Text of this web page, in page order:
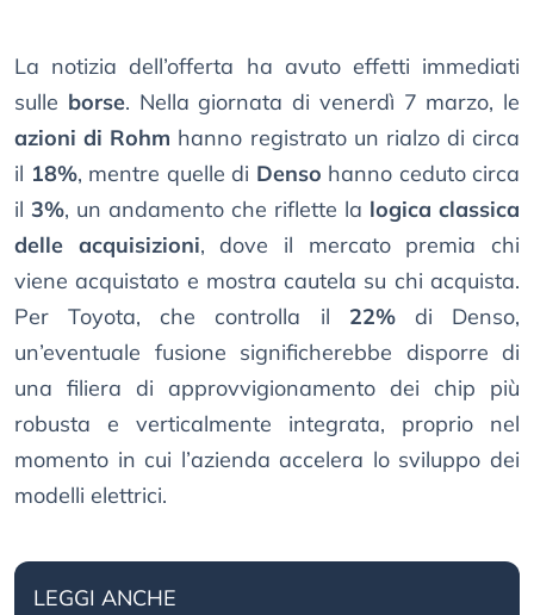
La notizia dell’offerta ha avuto effetti immediati
sulle borse. Nella giornata di venerdì 7 marzo, le
azioni di Rohm hanno registrato un rialzo di circa
il 18%, mentre quelle di Denso hanno ceduto circa
il 3%, un andamento che riflette la logica classica
delle acquisizioni, dove il mercato premia chi
viene acquistato e mostra cautela su chi acquista.
Per Toyota, che controlla il 22%di Denso,
un’eventuale fusione significherebbe disporre di
una filiera di approvvigionamento dei chip più
robusta e verticalmente integrata, proprio nel
momento in cui l’azienda accelera lo sviluppo dei
modelli elettrici.
LEGGI ANCHE